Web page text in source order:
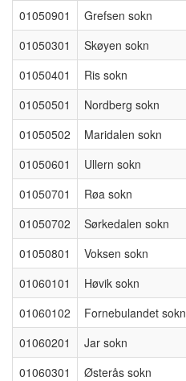
01050901
Grefsen sokn
01050301
Skøyen sokn
01050401
Ris sokn
01050501
Nordberg sokn
01050502
Maridalen sokn
01050601
Ullern sokn
01050701
Røa sokn
01050702
Sørkedalen sokn
01050801
Voksen sokn
01060101
Høvik sokn
01060102
Fornebulandet sokn
01060201
Jar sokn
01060301
Østerås sokn